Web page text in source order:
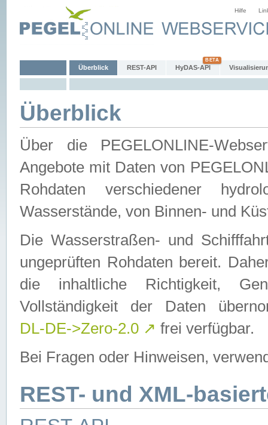
Hilfe
Überblick REST-API HyDAS-API
Überblick
Über die PEGELONLINE-
Angebote mit Daten von
Rohdaten verschiedener
Wasserstände, von Binnen- und
Die Wasserstraßen- und
ungeprüften Rohdaten bereit.
die inhaltliche Richtigkeit,
Vollständigkeit der Daten
DL-DE->Zero-2.0 ↗ frei verfügbar.
Bei Fragen oder Hinweisen,
REST- und XML-